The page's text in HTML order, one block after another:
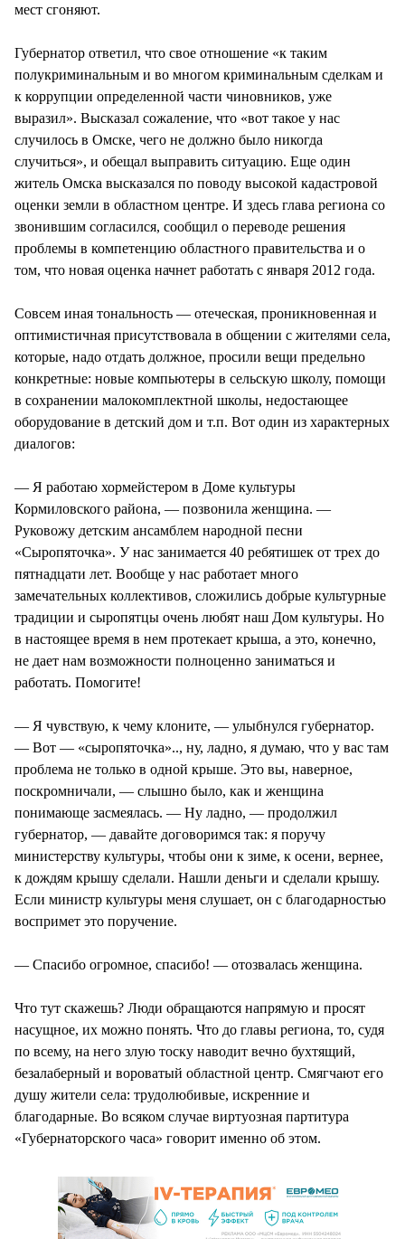
мест сгоняют.
Губернатор ответил, что свое отношение «к таким
полукриминальным и во многом криминальным сделкам и
к коррупции определенной части чиновников, уже
выразил». Высказал сожаление, что «вот такое у нас
случилось в Омске, чего не должно было никогда
случиться», и обещал выправить ситуацию. Еще один
житель Омска высказался по поводу высокой кадастровой
оценки земли в областном центре. И здесь глава региона со
звонившим согласился, сообщил о переводе решения
проблемы в компетенцию областного правительства и о
том, что новая оценка начнет работать с января 2012 года.
Совсем иная тональность — отеческая, проникновенная и
оптимистичная присутствовала в общении с жителями села,
которые, надо отдать должное, просили вещи предельно
конкретные: новые компьютеры в сельскую школу, помощи
в сохранении малокомплектной школы, недостающее
оборудование в детский дом и т.п. Вот один из характерных
диалогов:
— Я работаю хормейстером в Доме культуры
Кормиловского района, — позвонила женщина. —
Руковожу детским ансамблем народной песни
«Сыропяточка». У нас занимается 40 ребятишек от трех до
пятнадцати лет. Вообще у нас работает много
замечательных коллективов, сложились добрые культурные
традиции и сыропятцы очень любят наш Дом культуры. Но
в настоящее время в нем протекает крыша, а это, конечно,
не дает нам возможности полноценно заниматься и
работать. Помогите!
— Я чувствую, к чему клоните, — улыбнулся губернатор.
— Вот — «сыропяточка».., ну, ладно, я думаю, что у вас там
проблема не только в одной крыше. Это вы, наверное,
поскромничали, — слышно было, как и женщина
понимающе засмеялась. — Ну ладно, — продолжил
губернатор, — давайте договоримся так: я поручу
министерству культуры, чтобы они к зиме, к осени, вернее,
к дождям крышу сделали. Нашли деньги и сделали крышу.
Если министр культуры меня слушает, он с благодарностью
воспримет это поручение.
— Спасибо огромное, спасибо! — отозвалась женщина.
Что тут скажешь? Люди обращаются напрямую и просят
насущное, их можно понять. Что до главы региона, то, судя
по всему, на него злую тоску наводит вечно бухтящий,
безалаберный и вороватый областной центр. Смягчают его
душу жители села: трудолюбивые, искренние и
благодарные. Во всяком случае виртуозная партитура
«Губернаторского часа» говорит именно об этом.